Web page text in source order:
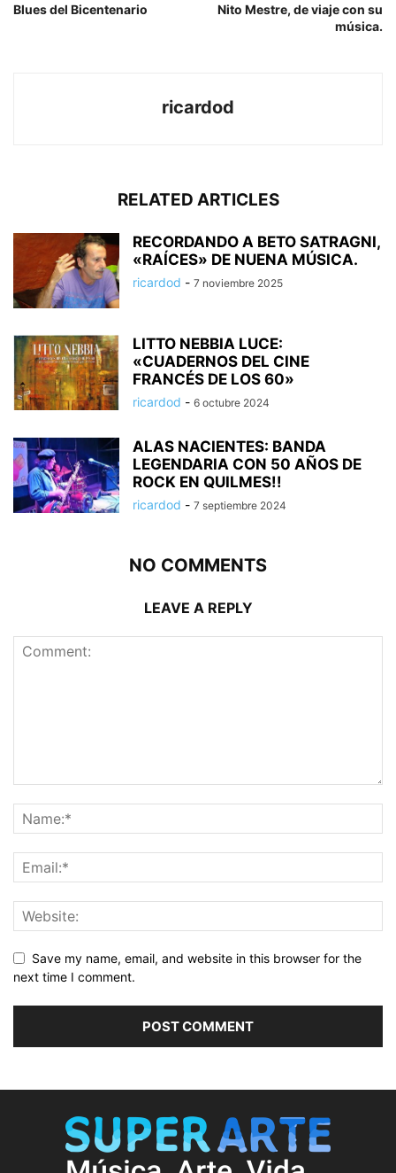
Blues del Bicentenario
Nito Mestre, de viaje con su
música.
ricardod
RELATED ARTICLES
RECORDANDO A BETO SATRAGNI,
«RAÍCES» DE NUENA MÚSICA.
ricardod - 7 noviembre 2025
LITTO NEBBIA LUCE:
«CUADERNOS DEL CINE
FRANCÉS DE LOS 60»
ricardod - 6 octubre 2024
ALAS NACIENTES: BANDA
LEGENDARIA CON 50 AÑOS DE
ROCK EN QUILMES!!
ricardod - 7 septiembre 2024
NO COMMENTS
LEAVE A REPLY
Save my name, email, and website in this browser for the
next time I comment.